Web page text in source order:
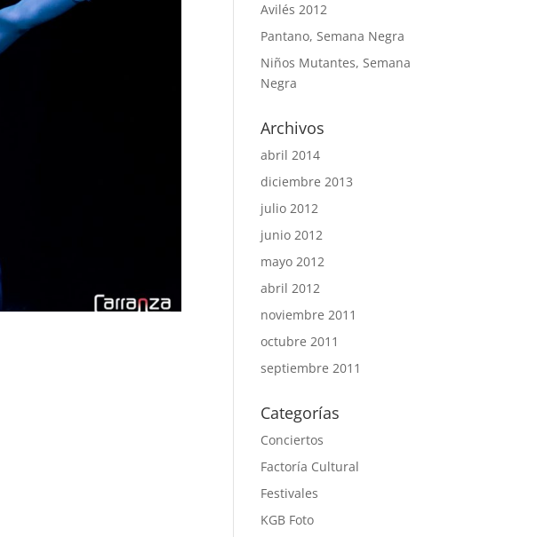
Avilés 2012
Pantano, Semana Negra
Niños Mutantes, Semana
Negra
Archivos
abril 2014
diciembre 2013
julio 2012
junio 2012
mayo 2012
abril 2012
noviembre 2011
octubre 2011
septiembre 2011
Categorías
Conciertos
Factoría Cultural
Festivales
KGB Foto